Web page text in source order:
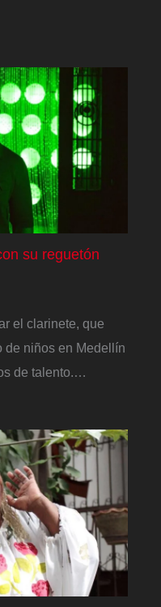
su reguetón
el clarinete, que
de niños en Medellín
de talento.…